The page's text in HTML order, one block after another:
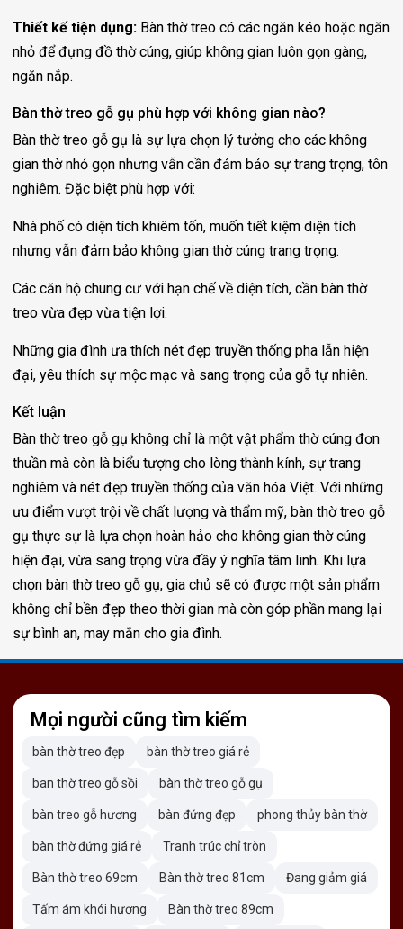
Thiết kế tiện dụng: Bàn thờ treo có các ngăn kéo hoặc ngăn
nhỏ để đựng đồ thờ cúng, giúp không gian luôn gọn gàng,
ngăn nắp.
Bàn thờ treo gỗ gụ phù hợp với không gian nào?
Bàn thờ treo gỗ gụ là sự lựa chọn lý tưởng cho các không
gian thờ nhỏ gọn nhưng vẫn cần đảm bảo sự trang trọng, tôn
nghiêm. Đặc biệt phù hợp với:
Nhà phố có diện tích khiêm tốn, muốn tiết kiệm diện tích
nhưng vẫn đảm bảo không gian thờ cúng trang trọng.
Các căn hộ chung cư với hạn chế về diện tích, cần bàn thờ
treo vừa đẹp vừa tiện lợi.
Những gia đình ưa thích nét đẹp truyền thống pha lẫn hiện
đại, yêu thích sự mộc mạc và sang trọng của gỗ tự nhiên.
Kết luận
Bàn thờ treo gỗ gụ không chỉ là một vật phẩm thờ cúng đơn
thuần mà còn là biểu tượng cho lòng thành kính, sự trang
nghiêm và nét đẹp truyền thống của văn hóa Việt. Với những
ưu điểm vượt trội về chất lượng và thẩm mỹ, bàn thờ treo gỗ
gụ thực sự là lựa chọn hoàn hảo cho không gian thờ cúng
hiện đại, vừa sang trọng vừa đầy ý nghĩa tâm linh. Khi lựa
chọn bàn thờ treo gỗ gụ, gia chủ sẽ có được một sản phẩm
không chỉ bền đẹp theo thời gian mà còn góp phần mang lại
sự bình an, may mắn cho gia đình.
Mọi người cũng tìm kiếm
bàn thờ treo đẹp bàn thờ treo giá rẻ
ban thờ treo gỗ sồi bàn thờ treo gỗ gụ
bàn treo gỗ hương bàn đứng đẹp phong thủy bàn thờ
bàn thờ đứng giá rẻ Tranh trúc chỉ tròn
Bàn thờ treo 69cm Bàn thờ treo 81cm Đang giảm giá
Tấm ám khói hương Bàn thờ treo 89cm